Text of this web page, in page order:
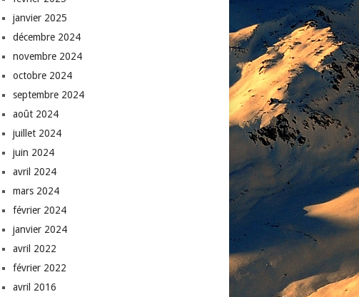
janvier 2025
décembre 2024
novembre 2024
octobre 2024
septembre 2024
août 2024
juillet 2024
juin 2024
avril 2024
mars 2024
février 2024
janvier 2024
avril 2022
février 2022
avril 2016